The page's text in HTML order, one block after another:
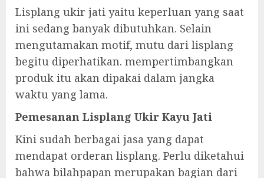
Lisplang ukir jati yaitu keperluan yang saat
ini sedang banyak dibutuhkan. Selain
mengutamakan motif, mutu dari lisplang
begitu diperhatikan. mempertimbangkan
produk itu akan dipakai dalam jangka
waktu yang lama.
Pemesanan Lisplang Ukir Kayu Jati
Kini sudah berbagai jasa yang dapat
mendapat orderan lisplang. Perlu diketahui
bahwa bilahpapan merupakan bagian dari